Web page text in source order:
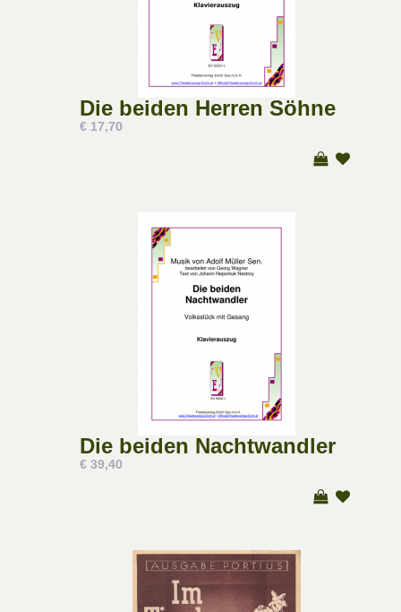
Die beiden Herren Söhne
€ 17,70
Die beiden Nachtwandler
€ 39,40